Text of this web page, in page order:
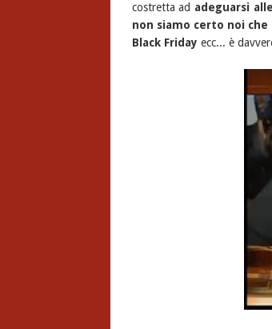
costretta ad adeguarsi
non siamo certo noi
Black Friday ecc... è